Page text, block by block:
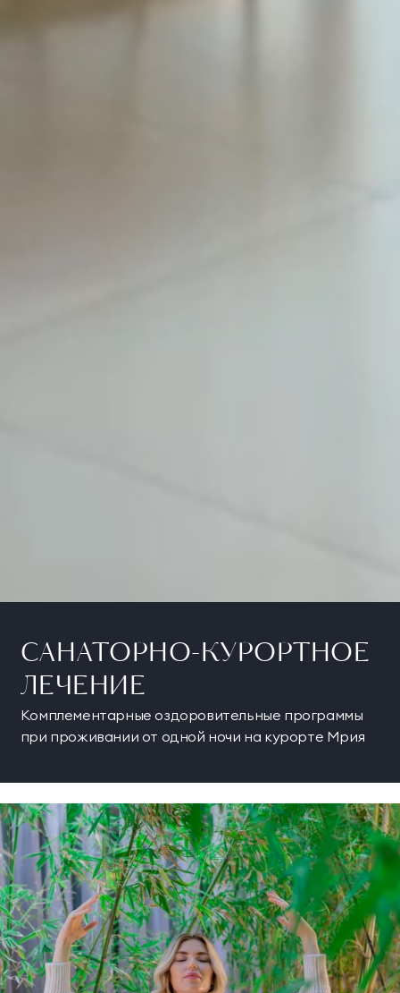
САНАТОРНО-КУРОРТНОЕ
ЛЕЧЕНИЕ
Комплементарные оздоровительные программы
при проживании от одной ночи на курорте Мрия